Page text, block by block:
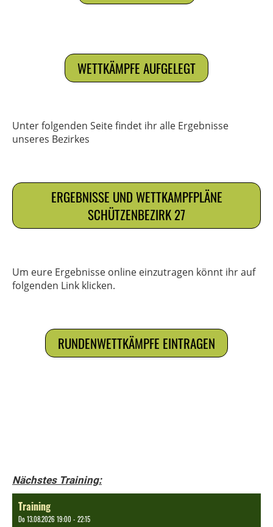
WETTKÄMPFE AUFGELEGT
Unter folgenden Seite findet ihr alle Ergebnisse
unseres Bezirkes
ERGEBNISSE UND WETTKAMPFPLÄNE
SCHÜTZENBEZIRK 27
Um eure Ergebnisse online einzutragen könnt ihr auf
folgenden Link klicken.
RUNDENWETTKÄMPFE EINTRAGEN
Nächstes Training:
Training
Do 13.08.2026 19:00 - 22:15